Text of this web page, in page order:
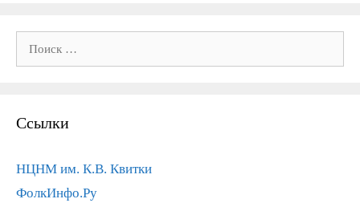
Ссылки
НЦНМ им. К.В. Квитки
ФолкИнфо.Ру